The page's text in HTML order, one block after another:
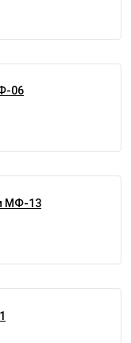
06
МФ-13